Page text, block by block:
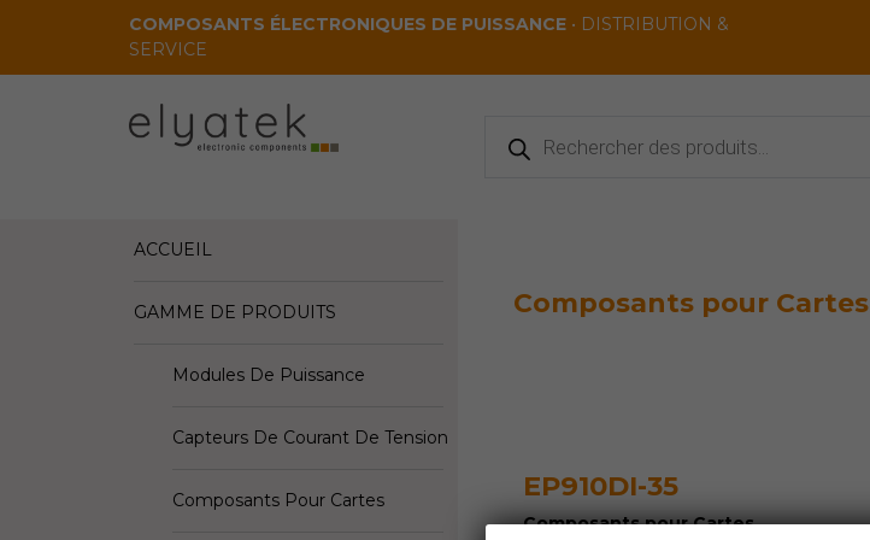
COMPOSANTS ÉLECTRONIQUES DE PUISSANCE• DISTRIBUTION &
SERVICE
produits
ACCUEIL
GAMME DE PRODUITS
Modules De Puissance
Capteurs De Courant De Tension
Composants Pour Cartes
Composants pour Cartes
EP910DI-35
Composants pour Cartes